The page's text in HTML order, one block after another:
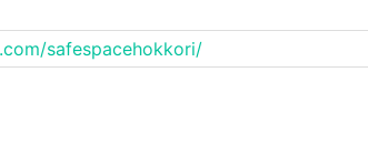
safespacehokkori/